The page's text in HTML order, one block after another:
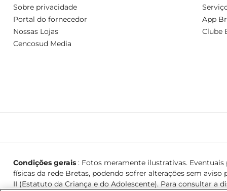
Sobre privacidade
Portal do fornecedor
Nossas Lojas
Cencosud Media
App
Clube
Condições gerais: Fotos meramente ilustrativas. Eventuais
físicas da rede Bretas, podendo sofrer alterações sem aviso
II (Estatuto da Criança e do Adolescente). Para consultar a